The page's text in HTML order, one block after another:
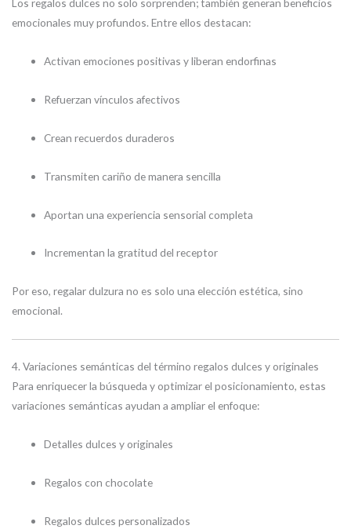
emocionales muy profundos. Entre ellos destacan:
Activan emociones positivas y liberan endorfinas
Refuerzan vínculos afectivos
Crean recuerdos duraderos
Transmiten cariño de manera sencilla
Aportan una experiencia sensorial completa
Incrementan la gratitud del receptor
Por eso, regalar dulzura no es solo una elección estética, sino
emocional.
4. Variaciones semánticas del término regalos dulces y originales
Para enriquecer la búsqueda y optimizar el posicionamiento, estas
variaciones semánticas ayudan a ampliar el enfoque:
Detalles dulces y originales
Regalos con chocolate
Regalos dulces personalizados